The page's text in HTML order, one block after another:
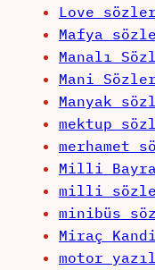
Love
Mafya
Manalı
Mani Sözler
Manyak
mektup
merhamet
Milli
milli
minibüs
Miraç
motor